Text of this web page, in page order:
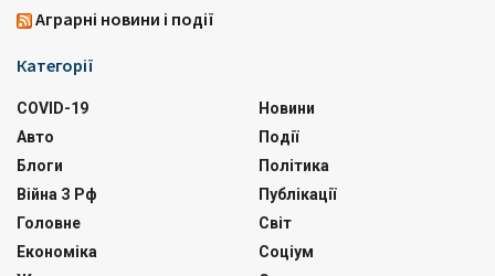
Аграрні новини і події
Категорії
COVID-19
Авто
Блоги
Війна З Рф
Головне
Економіка
Новини
Події
Політика
Публікації
Світ
Соціум